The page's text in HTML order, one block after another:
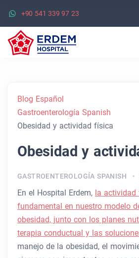
+90 541 339 97 23
Blog Español
Gastroenterología Spanish
Obesidad y actividad física
Obesidad y
GASTROENTEROLOGÍA SPANISH
En el Hospital Erdem, la
fundamental en nuestro modelo
obesidad, junto con los planes
terapia conductual y las
manejo de la obesidad, el